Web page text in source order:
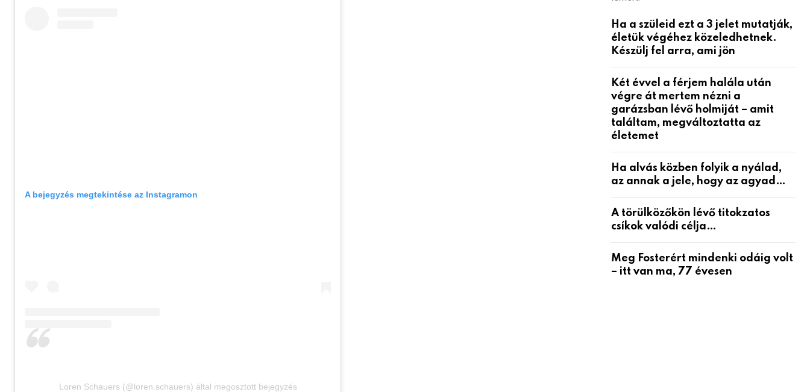
A bejegyzés megtekintése az Instagramon
Loren Schauers (@loren.schauers) által megosztott bejegyzés
Ha a szüleid ezt a 3 jelet mutatják,
életük végéhez közeledhetnek.
Készülj fel arra, ami jön
Két évvel a férjem halála után
végre át mertem nézni a
garázsban lévő holmiját – amit
találtam, megváltoztatta az
életemet
Ha alvás közben folyik a nyálad,
az annak a jele, hogy az agyad…
A törülközőkön lévő titokzatos
csíkok valódi célja…
Meg Fosterért mindenki odáig volt
– itt van ma, 77 évesen